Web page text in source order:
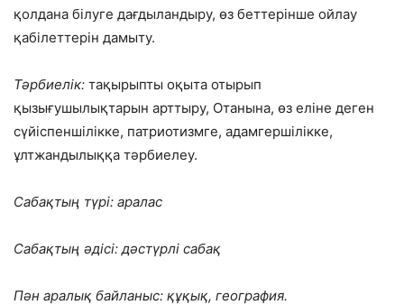
қолдана білуге дағдыландыру, өз беттерінше ойлау
қабілеттерін дамыту.
Тәрбиелік: тақырыпты оқыта отырып
қызығушылықтарын арттыру, Отанына, өз еліне деген
сүйіспеншілікке, патриотизмге, адамгершілікке,
ұлтжандылыққа тәрбиелеу.
Сабақтың түрі: аралас
Сабақтың әдісі:дәстүрлі сабақ
Пән аралық байланыс: құқық, география.